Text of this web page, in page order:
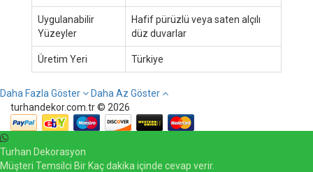
Uygulanabilir
Yüzeyler
Hafif pürüzlü veya saten alçılı
düz duvarlar
Üretim Yeri Türkiye
Daha Fazla Göster
Daha Az Göster
turhandekor.com.tr © 2026
Turhan Dekorasyon
Müşteri Temsilci Bir Kaç dakika içinde cevap verir.